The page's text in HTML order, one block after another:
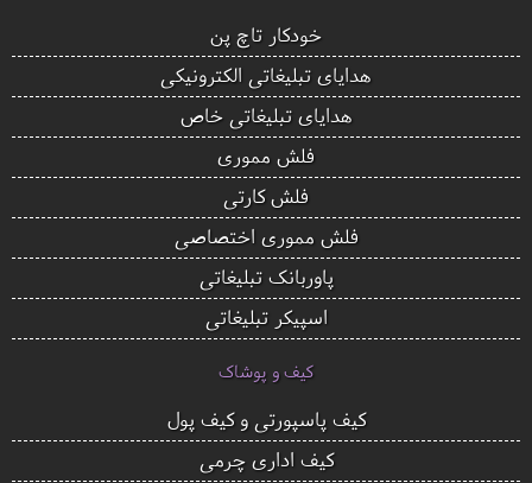
خودکار تاچ پن
هدایای تبلیغاتی الکترونیکی
هدایای تبلیغاتی خاص
فلش مموری
فلش کارتی
فلش مموری اختصاصی
پاوربانک تبلیغاتی
اسپیکر تبلیغاتی
کیف و پوشاک
کیف پاسپورتی و کیف پول
کیف اداری چرمی